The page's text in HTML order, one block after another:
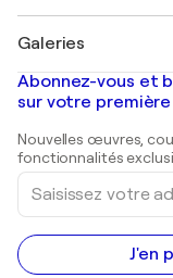
Banksy
Mr. Brainwash
Shepard Fairey
Tableaux abstraits
Peintures de
Estampes
Peintures
Galeries
Galeries d'art en
Galeries d'art en
Abonnez-vous et
sur votre
Nouvelles œuvres,
fonctionnalités
Saisissez
votre
adresse
e-
mail
J'en